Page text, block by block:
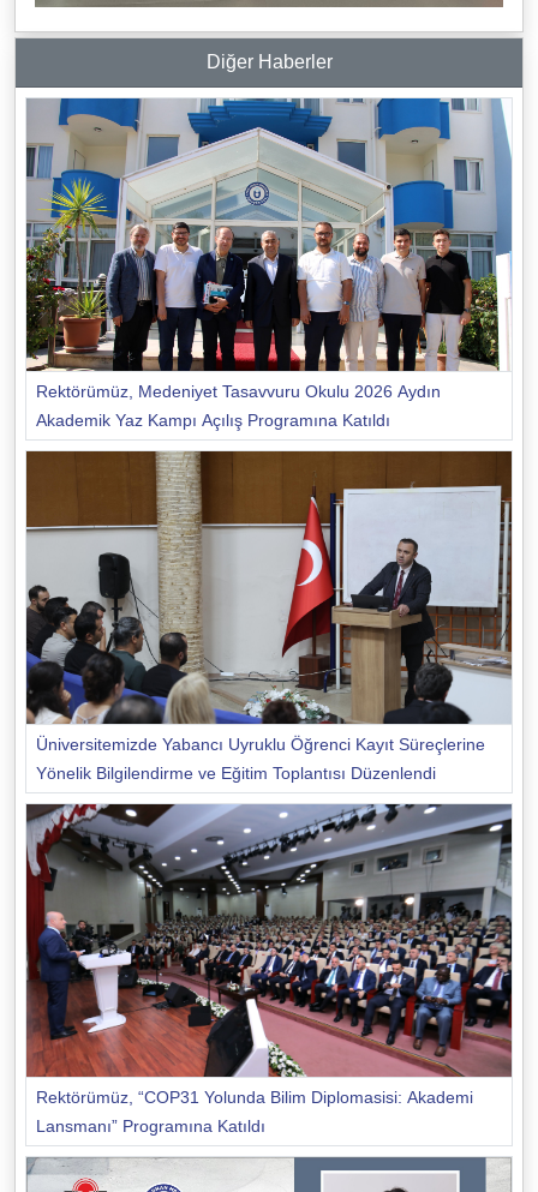
Diğer Haberler
Rektörümüz, Medeniyet Tasavvuru Okulu 2026 Aydın
Akademik Yaz Kampı Açılış Programına Katıldı
Üniversitemizde Yabancı Uyruklu Öğrenci Kayıt Süreçlerine
Yönelik Bilgilendirme ve Eğitim Toplantısı Düzenlendi
Rektörümüz, “COP31 Yolunda Bilim Diplomasisi: Akademi
Lansmanı” Programına Katıldı